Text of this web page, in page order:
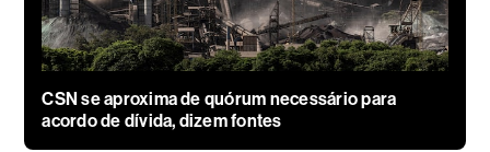
CSN se aproxima de quórum necessário para
acordo de dívida, dizem fontes